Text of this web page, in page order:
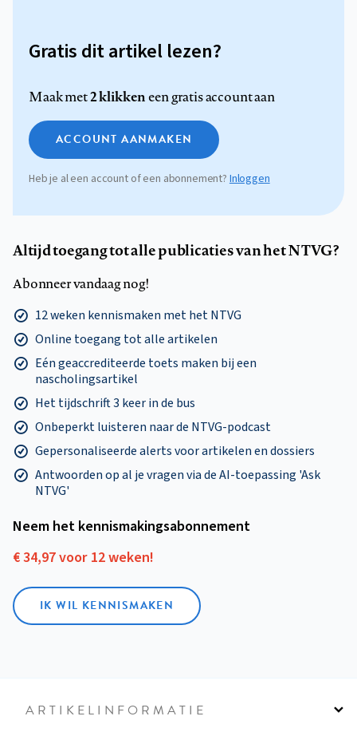
Gratis dit artikel lezen?
Maak met2 klikkeneen gratis account aan
ACCOUNT AANMAKEN
Heb je al een account of een abonnement? Inloggen
Altijd toegang tot alle publicaties van het NTVG?
Abonneer vandaag nog!
12 weken kennismaken met het NTVG
Online toegang tot alle artikelen
Eén geaccrediteerde toets maken bij een
nascholingsartikel
Het tijdschrift 3 keer in de bus
Onbeperkt luisteren naar de NTVG-podcast
Gepersonaliseerde alerts voor artikelen en dossiers
Antwoorden op al je vragen via de AI-toepassing 'Ask
NTVG'
Neem het kennismakings­abonnement
€ 34,97 voor 12 weken!
IK WIL KENNISMAKEN
ARTIKELINFORMATIE